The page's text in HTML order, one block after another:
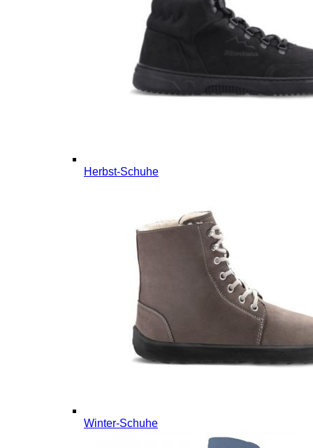
Herbst-Schuhe
Winter-Schuhe